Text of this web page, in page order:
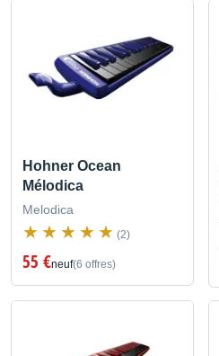
Hohner Ocean
Mélodica
Melodica
(2)
55 €neuf(6 offres)